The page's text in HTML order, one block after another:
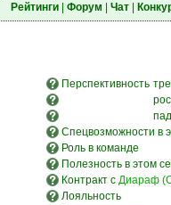
Рейтинги| Форум Чат|
Перспективность
Спецвозможности в
Роль в команде
Полезность в этом
Контракт с Диараф
Лояльность